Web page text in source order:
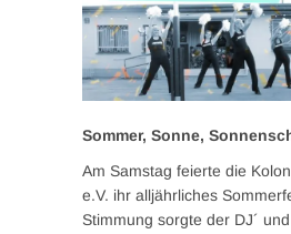
Sommer, Sonne,
Am Samstag feierte die
e.V. ihr alljährliches
Stimmung sorgte der DJ´